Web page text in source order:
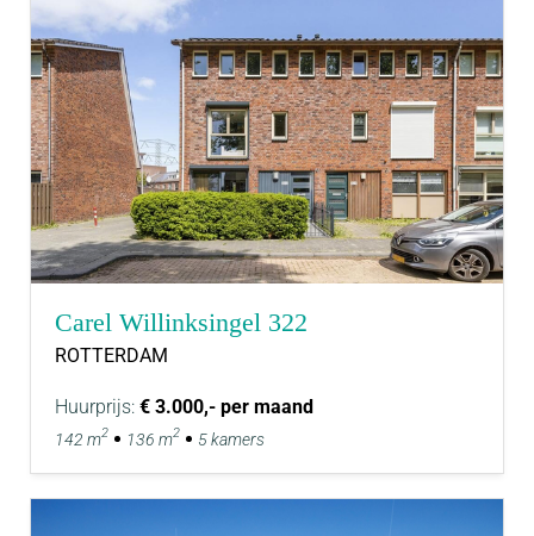
Carel Willinksingel 322
ROTTERDAM
Huurprijs: € 3.000,- per maand
142 m2 136 m2 5 kamers